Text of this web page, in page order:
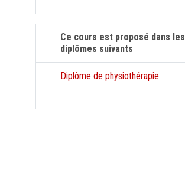
Ce cours est proposé dans les
diplômes suivants
Diplôme de physiothérapie